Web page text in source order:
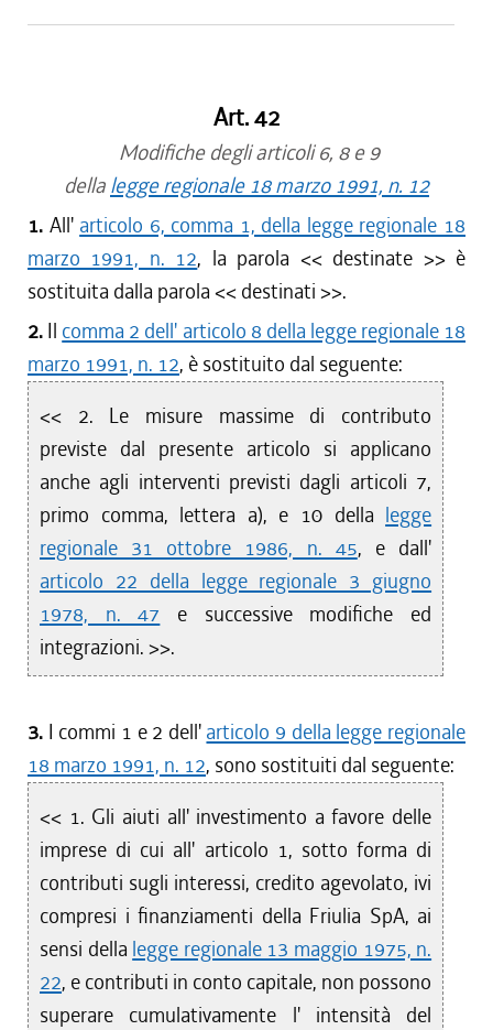
Art. 42
Modifiche degli articoli 6, 8 e 9
della legge regionale 18 marzo 1991, n. 12
1. All' articolo 6, comma 1, della legge regionale 18
marzo 1991, n. 12, la parola << destinate >> è
sostituita dalla parola << destinati >>.
2. Il comma 2 dell' articolo 8 della legge regionale 18
marzo 1991, n. 12, è sostituito dal seguente:
<< 2. Le misure massime di contributo
previste dal presente articolo si applicano
anche agli interventi previsti dagli articoli 7,
primo comma, lettera a), e 10 della legge
regionale 31 ottobre 1986, n. 45, e dall'
articolo 22 della legge regionale 3 giugno
1978, n. 47 e successive modifiche ed
integrazioni. >>.
3. I commi 1 e 2 dell' articolo 9 della legge regionale
18 marzo 1991, n. 12, sono sostituiti dal seguente:
<< 1. Gli aiuti all' investimento a favore delle
imprese di cui all' articolo 1, sotto forma di
contributi sugli interessi, credito agevolato, ivi
compresi i finanziamenti della Friulia SpA, ai
sensi della legge regionale 13 maggio 1975, n.
22, e contributi in conto capitale, non possono
superare cumulativamente l' intensità del